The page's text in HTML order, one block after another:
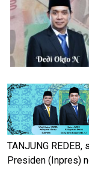
TANJUNG
Presiden (Inpres)